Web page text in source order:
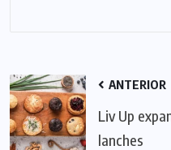
ANTERIOR
Liv Up
lanches